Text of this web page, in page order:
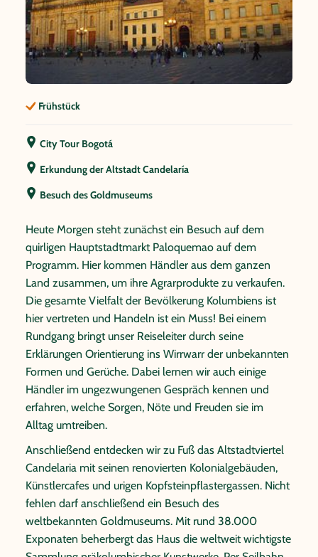
Frühstück
City Tour Bogotá
Erkundung der Altstadt Candelaría
Besuch des Goldmuseums
Heute Morgen steht zunächst ein Besuch auf dem
quirligen Hauptstadtmarkt Paloquemao auf dem
Programm. Hier kommen Händler aus dem ganzen
Land zusammen, um ihre Agrarprodukte zu verkaufen.
Die gesamte Vielfalt der Bevölkerung Kolumbiens ist
hier vertreten und Handeln ist ein Muss! Bei einem
Rundgang bringt unser Reiseleiter durch seine
Erklärungen Orientierung ins Wirrwarr der unbekannten
Formen und Gerüche. Dabei lernen wir auch einige
Händler im ungezwungenen Gespräch kennen und
erfahren, welche Sorgen, Nöte und Freuden sie im
Alltag umtreiben.
Anschließend entdecken wir zu Fuß das Altstadtviertel
Candelaria mit seinen renovierten Kolonialgebäuden,
Künstlercafes und urigen Kopfsteinpflastergassen. Nicht
fehlen darf anschließend ein Besuch des
weltbekannten Goldmuseums. Mit rund 38.000
Exponaten beherbergt das Haus die weltweit wichtigste